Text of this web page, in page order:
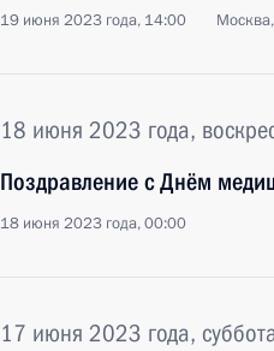
19 июня 2023 года, 14:00
18 июня 2023 года,
Поздравление с Днём
18 июня 2023 года, 00:00
17 июня 2023 года,